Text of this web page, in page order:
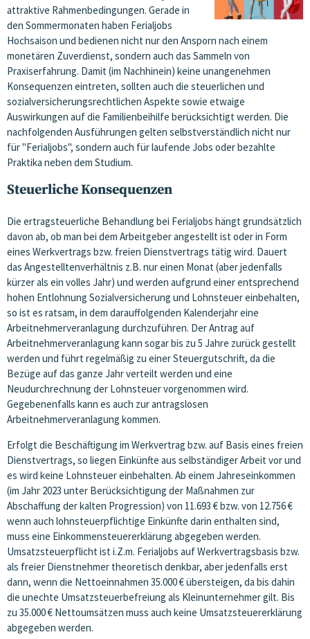
attraktive Rahmenbedingungen. Gerade in
den Sommermonaten haben Ferialjobs
Hochsaison und bedienen nicht nur den Ansporn nach einem
monetären Zuverdienst, sondern auch das Sammeln von
Praxiserfahrung. Damit (im Nachhinein) keine unangenehmen
Konsequenzen eintreten, sollten auch die steuerlichen und
sozialversicherungsrechtlichen Aspekte sowie etwaige
Auswirkungen auf die Familienbeihilfe berücksichtigt werden. Die
nachfolgenden Ausführungen gelten selbstverständlich nicht nur
für "Ferialjobs", sondern auch für laufende Jobs oder bezahlte
Praktika neben dem Studium.
Steuerliche Konsequenzen
Die ertragsteuerliche Behandlung bei Ferialjobs hängt grundsätzlich
davon ab, ob man bei dem Arbeitgeber angestellt ist oder in Form
eines Werkvertrags bzw. freien Dienstvertrags tätig wird. Dauert
das Angestelltenverhältnis z.B. nur einen Monat (aber jedenfalls
kürzer als ein volles Jahr) und werden aufgrund einer entsprechend
hohen Entlohnung Sozialversicherung und Lohnsteuer einbehalten,
so ist es ratsam, in dem darauffolgenden Kalenderjahr eine
Arbeitnehmerveranlagung durchzuführen. Der Antrag auf
Arbeitnehmerveranlagung kann sogar bis zu 5 Jahre zurück gestellt
werden und führt regelmäßig zu einer Steuergutschrift, da die
Bezüge auf das ganze Jahr verteilt werden und eine
Neudurchrechnung der Lohnsteuer vorgenommen wird.
Gegebenenfalls kann es auch zur antragslosen
Arbeitnehmerveranlagung kommen.
Erfolgt die Beschäftigung im Werkvertrag bzw. auf Basis eines freien
Dienstvertrags, so liegen Einkünfte aus selbständiger Arbeit vor und
es wird keine Lohnsteuer einbehalten. Ab einem Jahreseinkommen
(im Jahr 2023 unter Berücksichtigung der Maßnahmen zur
Abschaffung der kalten Progression) von 11.693 € bzw. von 12.756 €
wenn auch lohnsteuerpflichtige Einkünfte darin enthalten sind,
muss eine Einkommensteuererklärung abgegeben werden.
Umsatzsteuerpflicht ist i.Z.m. Ferialjobs auf Werkvertragsbasis bzw.
als freier Dienstnehmer theoretisch denkbar, aber jedenfalls erst
dann, wenn die Nettoeinnahmen 35.000 € übersteigen, da bis dahin
die unechte Umsatzsteuerbefreiung als Kleinunternehmer gilt. Bis
zu 35.000 € Nettoumsätzen muss auch keine Umsatzsteuererklärung
abgegeben werden.